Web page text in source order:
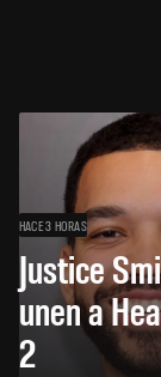
HACE 3 HORAS
Justice
unen a
2